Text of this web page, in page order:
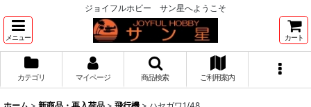
ジョイフルホビー サン星へようこそ
メニュー カート
カテゴリ マイページ 商品検索 ご利用案内